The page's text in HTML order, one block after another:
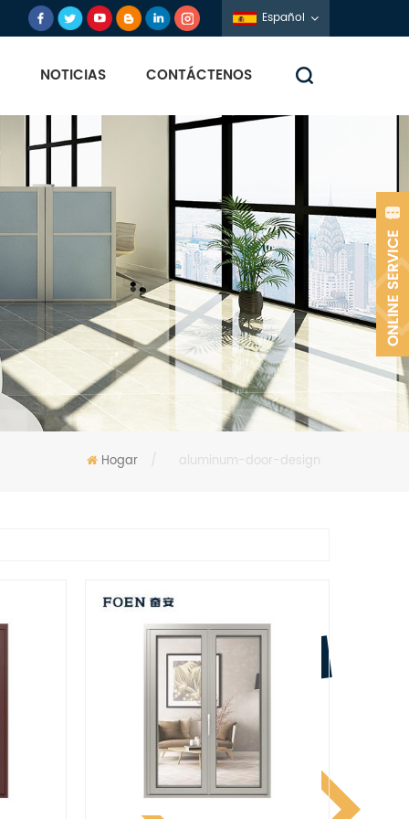
Español
NOTICIAS CONTÁCTENOS
Hogar / aluminum-door-design